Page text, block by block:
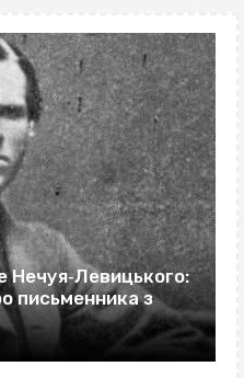
Нечуя‐Левицького:
письменника з